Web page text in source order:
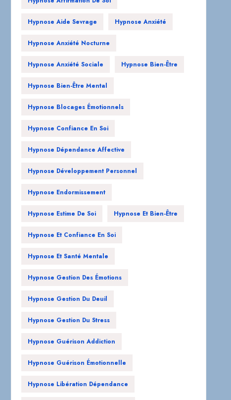
Hypnose Aide Sevrage Hypnose Anxiété
Hypnose Anxiété Nocturne
Hypnose Anxiété Sociale Hypnose Bien-Être
Hypnose Bien-Être Mental
Hypnose Blocages Émotionnels
Hypnose Confiance En Soi
Hypnose Dépendance Affective
Hypnose Développement Personnel
Hypnose Endormissement
Hypnose Estime De Soi Hypnose Et Bien-Être
Hypnose Et Confiance En Soi
Hypnose Et Santé Mentale
Hypnose Gestion Des Émotions
Hypnose Gestion Du Deuil
Hypnose Gestion Du Stress
Hypnose Guérison Addiction
Hypnose Guérison Émotionnelle
Hypnose Libération Dépendance